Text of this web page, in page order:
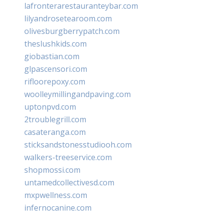
lafronterarestauranteybar.com
lilyandrosetearoom.com
olivesburgberrypatch.com
theslushkids.com
giobastian.com
glpascensori.com
rifloorepoxy.com
woolleymillingandpaving.com
uptonpvd.com
2troublegrill.com
casateranga.com
sticksandstonesstudiooh.com
walkers-treeservice.com
shopmossi.com
untamedcollectivesd.com
mxpwellness.com
infernocanine.com